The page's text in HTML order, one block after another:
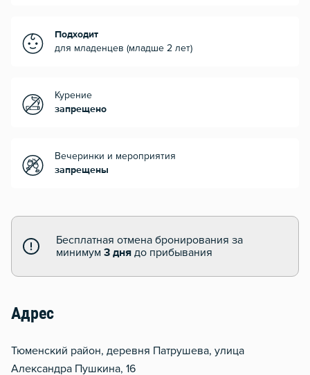
Подходит
для младенцев (младше 2 лет)
Курение
запрещено
Вечеринки и мероприятия
запрещены
Бесплатная отмена бронирования за
минимум 3 дня до прибывания
Адрес
Тюменский район, деревня Патрушева, улица
Александра Пушкина, 16